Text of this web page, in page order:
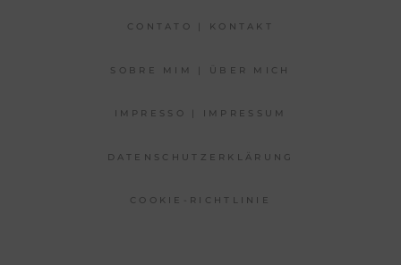
CONTATO | KONTAKT
SOBRE MIM | ÜBER MICH
IMPRESSO | IMPRESSUM
DATENSCHUTZERKLÄRUNG
COOKIE-RICHTLINIE